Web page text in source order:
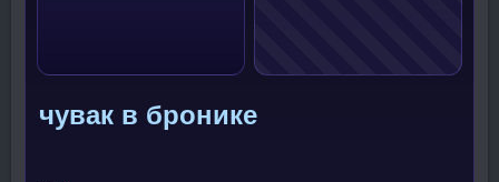
чувак в бронике